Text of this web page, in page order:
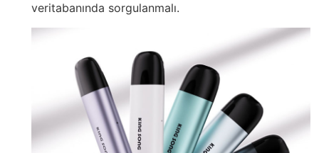
veritabanında sorgulanmalı.